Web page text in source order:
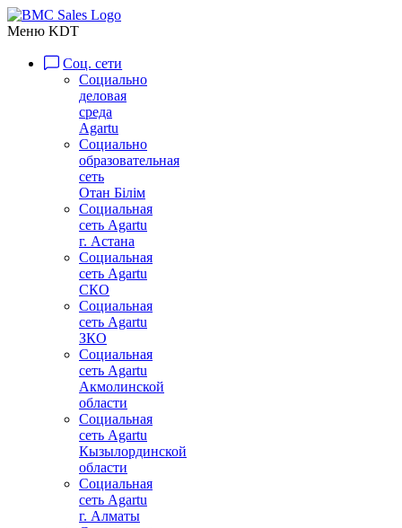
Меню KDT
Соц. сети
Социально
деловая
среда
Agartu
Социально
образовательная
сеть
Отан Бiлiм
Социальная
сеть Agartu
г. Астана
Социальная
сеть Agartu
СКО
Социальная
сеть Agartu
ЗКО
Социальная
сеть Agartu
Акмолинской
области
Социальная
сеть Agartu
Кызылординской
области
Социальная
сеть Agartu
г. Алматы